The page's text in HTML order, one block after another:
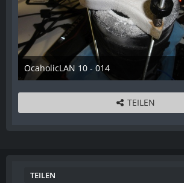
OcaholicLAN 10 - 014
11. Mai 2018
TEILEN
TEILEN